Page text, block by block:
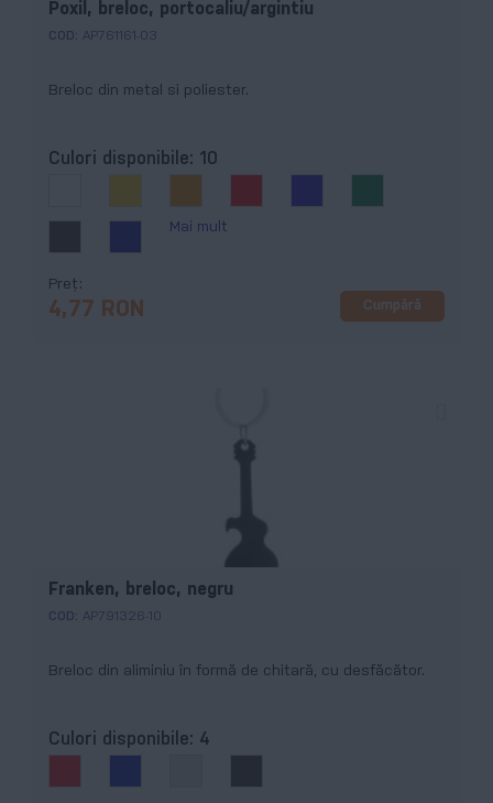
Poxil, breloc, portocaliu/argintiu
COD: AP761161-03
Breloc din metal si poliester.
Culori disponibile: 10
Mai mult
Preț
4,77 RON Cumpără
Franken, breloc, negru
COD: AP791326-10
Breloc din aliminiu în formă de chitară, cu desfăcător.
Culori disponibile: 4